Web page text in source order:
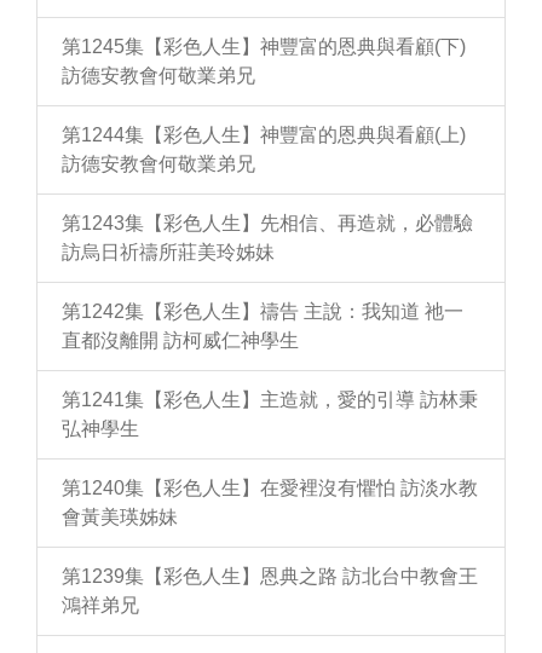
第1245集【彩色人生】神豐富的恩典與看顧(下)
訪德安教會何敬業弟兄
第1244集【彩色人生】神豐富的恩典與看顧(上)
訪德安教會何敬業弟兄
第1243集【彩色人生】先相信、再造就，必體驗
訪烏日祈禱所莊美玲姊妹
第1242集【彩色人生】禱告 主說：我知道 祂一
直都沒離開 訪柯威仁神學生
第1241集【彩色人生】主造就，愛的引導 訪林秉
弘神學生
第1240集【彩色人生】在愛裡沒有懼怕 訪淡水教
會黃美瑛姊妹
第1239集【彩色人生】恩典之路 訪北台中教會王
鴻祥弟兄